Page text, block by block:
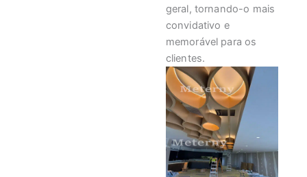
geral, tornando-o mais
convidativo e
memorável para os
clientes.